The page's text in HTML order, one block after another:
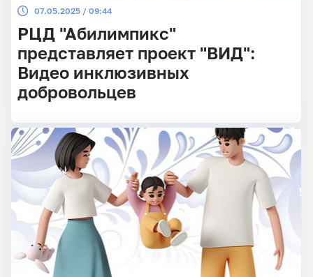
07.05.2025 / 09:44
РЦД "Абилимпикс"
представляет проект "ВИД":
Видео инклюзивных
добровольцев